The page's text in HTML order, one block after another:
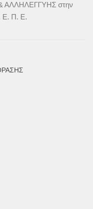
στην
Ε. Π. Ε.